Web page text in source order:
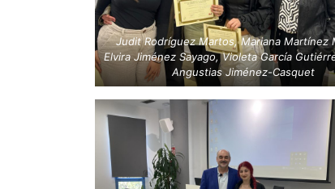
Judit Rodríguez Martos, Mariana Martínez
Elvira Jiménez Sayago, Violeta García
Angustias Jiménez-Casquet